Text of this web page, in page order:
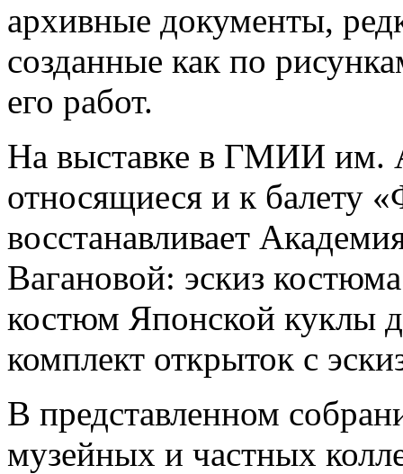
архивные документы,
созданные как по
его работ.
На выставке в ГМИИ им.
относящиеся и к балету
восстанавливает
Вагановой: эскиз
костюм Японской куклы
комплект открыток с
В представленном
музейных и частных